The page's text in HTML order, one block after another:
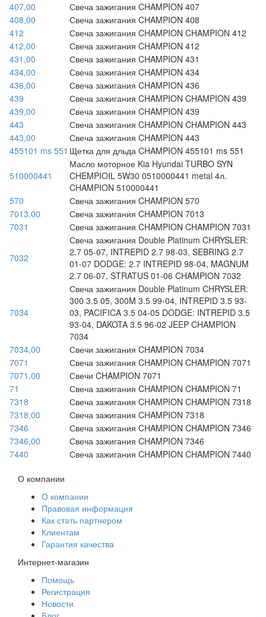
407,00
Свеча зажигания CHAMPION 407
408,00
Свеча зажигания CHAMPION 408
412
Свеча зажигания CHAMPION CHAMPION 412
412,00
Свеча зажигания CHAMPION 412
431,00
Свеча зажигания CHAMPION 431
434,00
Свеча зажигания CHAMPION 434
436,00
Свеча зажигания CHAMPION 436
439
Свеча зажигания CHAMPION CHAMPION 439
439,00
Свеча зажигания CHAMPION 439
443
Свеча зажигания CHAMPION CHAMPION 443
443,00
Свеча зажигания CHAMPION 443
455101 ms 551 Щетка для дльда CHAMPION 455101 ms 551
510000441
Масло моторное Kia Hyundai TURBO SYN
CHEMPIOIL 5W30 0510000441 metal 4л.
CHAMPION 510000441
570
Свеча зажигания CHAMPION 570
7013,00
Свеча зажигания CHAMPION 7013
7031
Свеча зажигания CHAMPION CHAMPION 7031
7032
Свеча зажигания Double Platinum CHRYSLER:
2.7 05-07, INTREPID 2.7 98-03, SEBRING 2.7
01-07 DODGE: 2.7 INTREPID 98-04, MAGNUM
2.7 06-07, STRATUS 01-06 CHAMPION 7032
7034
Свеча зажигания Double Platinum CHRYSLER:
300 3.5 05, 300M 3.5 99-04, INTREPID 3.5 93-
03, PACIFICA 3.5 04-05 DODGE: INTREPID 3.5
93-04, DAKOTA 3.5 96-02 JEEP CHAMPION
7034
7034,00
Свечи зажигания CHAMPION 7034
7071
Свеча зажигания CHAMPION CHAMPION 7071
7071,00
Свечи CHAMPION 7071
71
Свеча зажигания CHAMPION CHAMPION 71
7318
Свеча зажигания CHAMPION CHAMPION 7318
7318,00
Свеча зажигания CHAMPION 7318
7346
Свеча зажигания CHAMPION CHAMPION 7346
7346,00
Свеча зажигания CHAMPION 7346
7440
Свеча зажигания CHAMPION CHAMPION 7440
О компании
О компании
Правовая информация
Как стать партнером
Клиентам
Гарантия качества
Интернет-магазин
Помощь
Регистрация
Новости